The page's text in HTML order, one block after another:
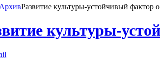
АрхивРазвитие культуры-устойчивый фактор
культуры-